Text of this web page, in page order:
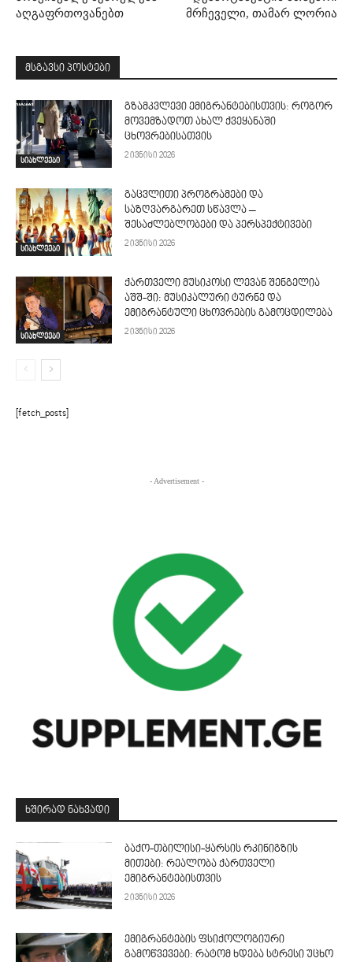
აღგაფრთოვანებთ
მრჩეველი, თამარ ლორია
მსგავსი პოსტები
სიახლეები
გზამკვლევი ემიგრანტებისთვის: როგორ
მოვემზადოთ ახალ ქვეყანაში
ცხოვრებისათვის
2 ივნისი 2026
სიახლეები
გაცვლითი პროგრამები და
საზღვარგარეთ სწავლა –
შესაძლებლობები და პერსპექტივები
2 ივნისი 2026
სიახლეები
ქართველი მუსიკოსი ლევან შენგელია
აშშ-ში: მუსიკალური ტურნე და
ემიგრანტული ცხოვრების გამოცდილება
2 ივნისი 2026
[fetch_posts]
- Advertisement -
ᲮᲨᲘᲠᲐᲓ ᲜᲐᲮᲕᲐᲓᲘ
ბაქო-თბილისი-ყარსის რკინიგზის
მითები: რეალობა ქართველი
ემიგრანტებისთვის
2 ივნისი 2026
ემიგრანტების ფსიქოლოგიური
გამოწვევები: რატომ ხდება სტრესი უცხო